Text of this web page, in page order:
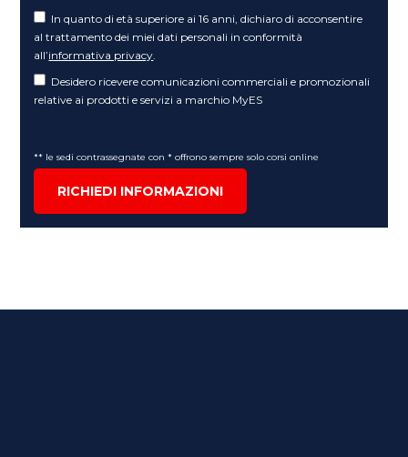
In quanto di età superiore ai 16 anni, dichiaro di acconsentire
al trattamento dei miei dati personali in conformità
all’informativa privacy
Desidero ricevere comunicazioni commerciali e promozionali
relative ai prodotti e servizi a marchio MyES
** le sedi contrassegnate con * offrono sempre solo corsi online
RICHIEDI INFORMAZIONI